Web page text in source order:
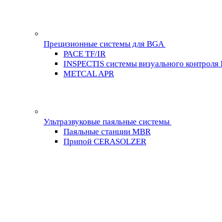
Прецизионные системы для BGA
PACE TF/IR
INSPECTIS системы визуального контроля
METCAL APR
Ультразвуковые паяльные системы
Паяльные станции MBR
Припой CERASOLZER